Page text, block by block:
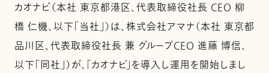
カオナビ（本社 東京都港区、代表取締役社長 CEO 柳
橋 仁機、以下「当社」）は、株式会社アマナ（本社 東京都
品川区、代表取締役社長 兼 グループCEO 進藤 博信、
以下「同社」）が、「カオナビ」を導入し運用を開始しまし